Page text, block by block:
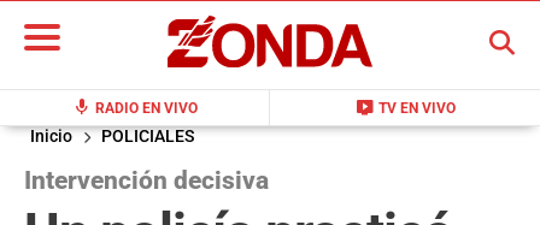
mic RADIO EN VIVO live_tv TV EN VIVO
BUSCAR
Inicio POLICIALES
Intervención decisiva